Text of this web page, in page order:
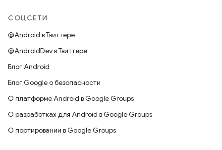
СОЦСЕТИ
@Android в Твиттере
@AndroidDev в Твиттере
Блог Android
Блог Google о безопасности
О платформе Android в Google Groups
О разработках для Android в Google Groups
О портировании в Google Groups